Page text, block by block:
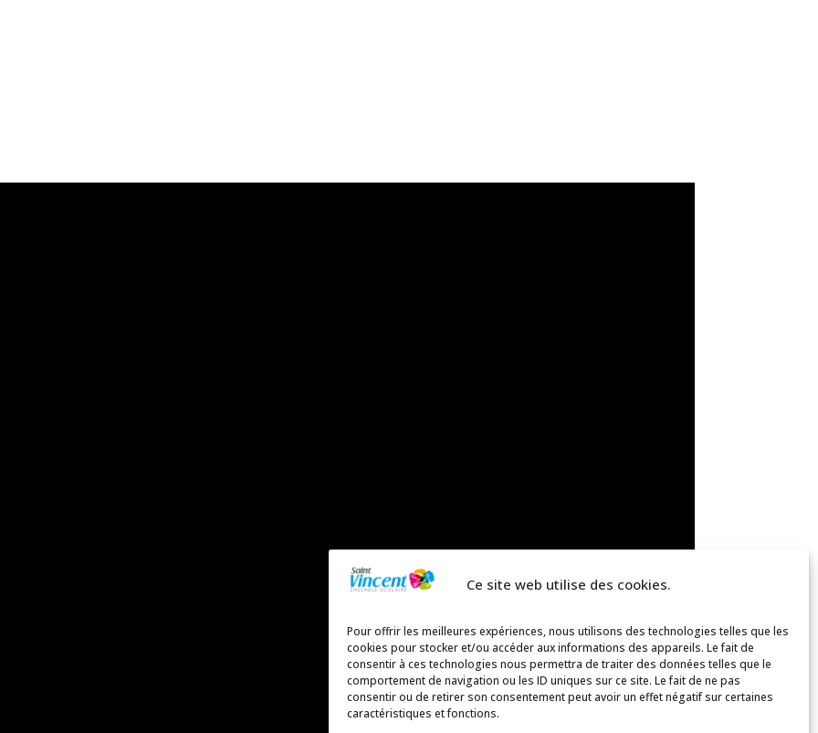
Ce site web utilise des cookies.
Pour offrir les meilleures expériences, nous utilisons des technologies telles que les
cookies pour stocker et/ou accéder aux informations des appareils. Le fait de
consentir à ces technologies nous permettra de traiter des données telles que le
comportement de navigation ou les ID uniques sur ce site. Le fait de ne pas
consentir ou de retirer son consentement peut avoir un effet négatif sur certaines
caractéristiques et fonctions.